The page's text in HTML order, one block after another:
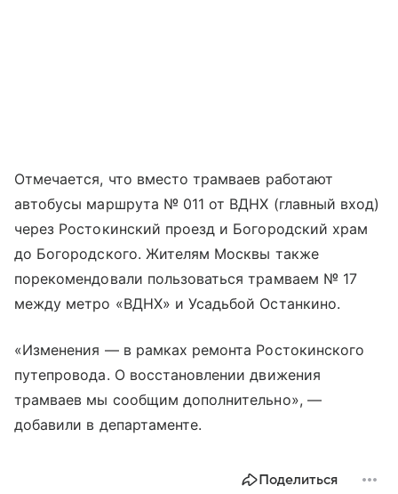
Отмечается, что вместо трамваев работают
автобусы маршрута № 011 от ВДНХ (главный вход)
через Ростокинский проезд и Богородский храм
до Богородского. Жителям Москвы также
порекомендовали пользоваться трамваем № 17
между метро «ВДНХ» и Усадьбой Останкино.
«Изменения — в рамках ремонта Ростокинского
путепровода. О восстановлении движения
трамваев мы сообщим дополнительно», —
добавили в департаменте.
Поделиться